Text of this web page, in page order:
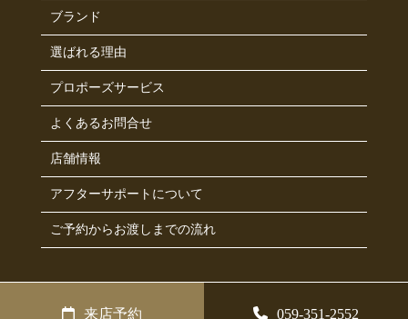
来店予約 059-351-2552
ブランド
選ばれる理由
プロポーズサービス
よくあるお問合せ
店舗情報
アフターサポートについて
ご予約からお渡しまでの流れ